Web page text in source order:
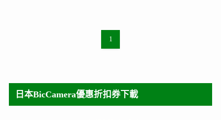
1
日本BicCamera優惠折扣券下載